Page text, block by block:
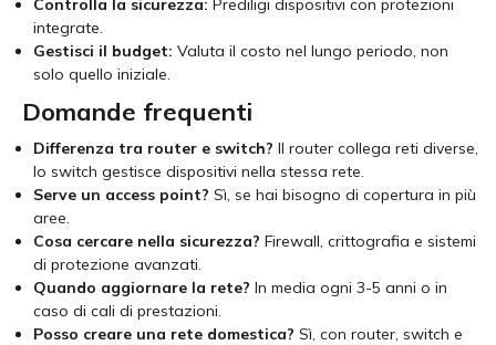
Controlla la sicurezza: Prediligi dispositivi con protezioni
integrate.
Gestisci il budget: Valuta il costo nel lungo periodo, non
solo quello iniziale.
Domande frequenti
Differenza tra router e switch? Il router collega reti diverse,
lo switch gestisce dispositivi nella stessa rete.
Serve un access point? Sì, se hai bisogno di copertura in più
aree.
Cosa cercare nella sicurezza? Firewall, crittografia e sistemi
di protezione avanzati.
Quando aggiornare la rete? In media ogni 3-5 anni o in
caso di cali di prestazioni.
Posso creare una rete domestica? Sì, con router, switch e